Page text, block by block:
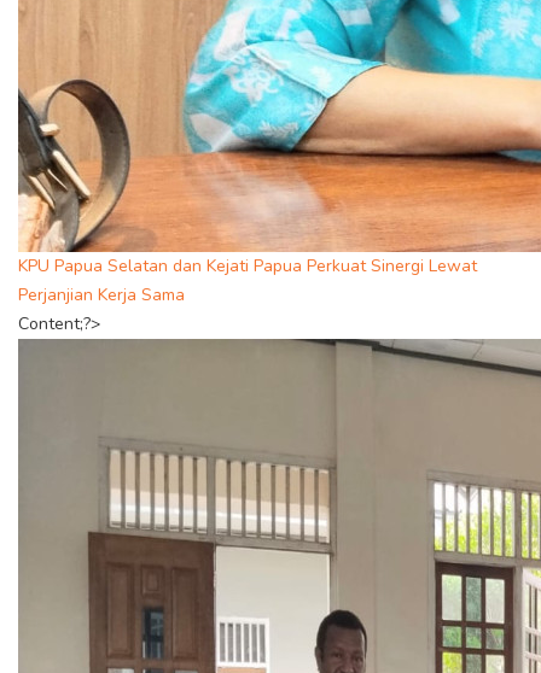
KPU Papua Selatan dan Kejati Papua Perkuat Sinergi Lewat
Perjanjian Kerja Sama
Content;?>